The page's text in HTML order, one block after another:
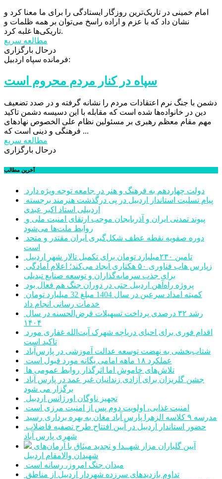
امام خمینی در تاریک‌ترین روزگار ایستادگی را برای ما معنا کرد و
نشان داد که با عزم و اراده راسخ می‌توان بر همه ظلمات و
تاریکی‌ها غلبه کرد.
مطالعه سریع
درحال بارگزاری
فرمانده سپاه اردبیل:
سپاه در کنار مردم محروم است
دشمن با جنگ نرم اعتقادات مردم را نشانه گرفته و در صدد تضعیف
دین در خانواده‌ها شده است که مقابله با این دسیسه دشمن تاکید
مهم مقام معظم رهبری بر مسئولین نظام علی الخصوص نهادهای
فرهنگی و دینی است که ...
مطالعه سریع
درحال بارگزاری
آخرین مطالب
دولت چهاردهم به فرهنگ و هنر در جامعه توجه ویژه دارد
اردبیلی استاد اکبر عبدی
روابط ملت‌ها می‌شود
است
تامین ۲۳۰میلیارد تومان برای تکمیل تالار شهر اردبیل
برای جذب سرمایه‌گذاران و توسعه صنایع تبدیلی
پروژه راه‌آهن اردبیل حتی در دوران جنگ هم فعال بود
خدمات رسانی انجام داد
۱۴۰۴
تاکید است
شتاب‌بخشی به نهضت توسعه عدالت آموزشی در پارس‌آباد
عملکرد ۱۸ ماهه امامی یگانه مورد قبول است
تلاش‌های خاموش اما اثرگذار روابط عمومی ها
برگزار می شود
تجهیز ناوگان اورژانس اردبیل
امنیت غذایی، اولویت دوم پس از امنیت مرزی است
مدرسه ۹ کلاسه الزهرا پارس آباد مغان به بهره برداری رسید
شهری پارس آباد
شهیدان والامقام اردبیل
میدان جنگ امروز، رسانه است
تداوم بازدیدهای سرزده شهردار اردبیل از مناطق